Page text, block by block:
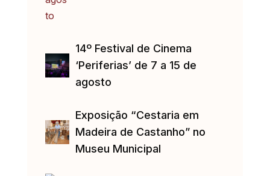
14º Festival de Cinema
‘Periferias’ de 7 a 15 de
agosto
Exposição “Cestaria em
Madeira de Castanho” no
Museu Municipal